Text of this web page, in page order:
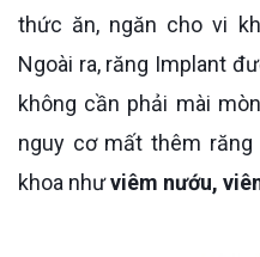
thức ăn, ngăn cho vi
Ngoài ra, răng Implant
không cần phải mài
nguy cơ mất thêm
khoa nhưviêm nướu,